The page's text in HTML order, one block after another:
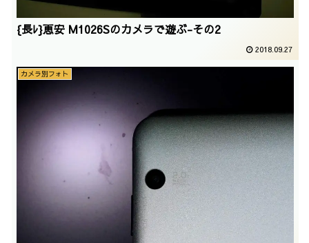
{長ﾚ}恵安 M1026Sのカメラで遊ぶ-その2
2018.09.27
カメラ別フォト